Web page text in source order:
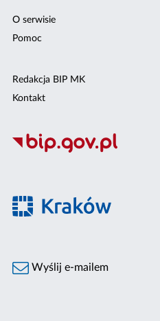
O serwisie
Pomoc
Redakcja BIP MK
Kontakt
Wyślij e-mailem